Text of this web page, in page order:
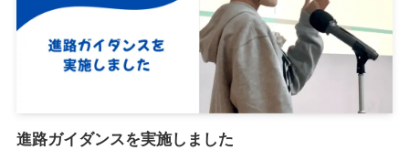
進路ガイダンスを実施しました